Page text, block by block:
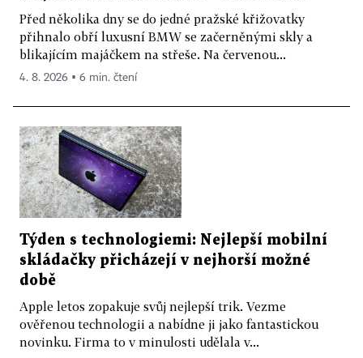
Před několika dny se do jedné pražské křižovatky
přihnalo obří luxusní BMW se začerněnými skly a
blikajícím majáčkem na střeše. Na červenou...
4. 8. 2026 ▪ 6 min. čtení
Týden s technologiemi: Nejlepší mobilní
skládačky přicházejí v nejhorší možné
době
Apple letos zopakuje svůj nejlepší trik. Vezme
ověřenou technologii a nabídne ji jako fantastickou
novinku. Firma to v minulosti udělala v...